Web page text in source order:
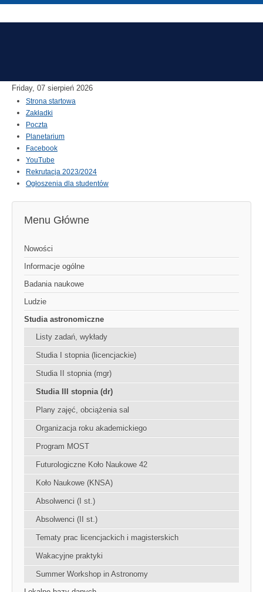
Friday, 07 sierpień 2026
Strona startowa
Zakładki
Poczta
Planetarium
Facebook
YouTube
Rekrutacja 2023/2024
Ogłoszenia dla studentów
Menu Główne
Nowości
Informacje ogólne
Badania naukowe
Ludzie
Studia astronomiczne
Listy zadań, wykłady
Studia I stopnia (licencjackie)
Studia II stopnia (mgr)
Studia III stopnia (dr)
Plany zajęć, obciążenia sal
Organizacja roku akademickiego
Program MOST
Futurologiczne Koło Naukowe 42
Koło Naukowe (KNSA)
Absolwenci (I st.)
Absolwenci (II st.)
Tematy prac licencjackich i magisterskich
Wakacyjne praktyki
Summer Workshop in Astronomy